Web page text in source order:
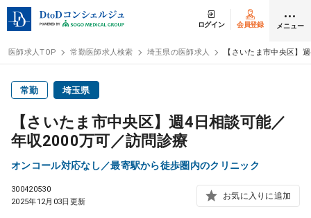
ログイン 会員登録 メニュー
医師求人
常勤検索
医師求人TOP 常勤医師求人検索 埼玉県の医師求人 【さいたま市中央区】
常勤 埼玉県
【さいたま市中央区】週4日相談可能／
年収2000万可／訪問診療
オンコール対応なし／最寄駅から徒歩圏内のクリニック
300420530
2025年12月03日更新
お気に入りに追加